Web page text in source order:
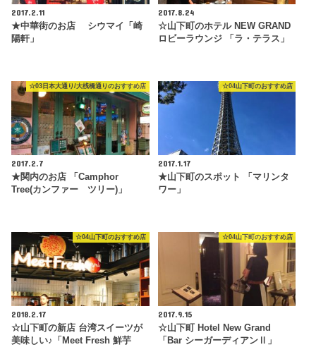
2017.2.11
★中華街のお店 シウマイ「崎
陽軒」
2017.8.24
☆山下町のホテル NEW GRAND
ロビーラウンジ 「ラ・テラス」
☆03日本大通り/大桟橋通りのおすすめ店
2017.2.7
★関内のお店 「Camphor
Tree(カンファー ツリー)」
☆04山下町のおすすめ店
2017.1.17
★山下町のスポット 「マリンタ
ワー」
☆04山下町のおすすめ店
2018.2.17
☆山下町の新店 台湾スイーツが
美味しい♪「Meet Fresh 鮮芋
☆04山下町のおすすめ店
2017.9.15
☆山下町 Hotel New Grand
「Bar シーガーディアンⅡ」